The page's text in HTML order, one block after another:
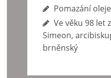
Pomazání
Ve věku 98 let
Simeon,
brněnský